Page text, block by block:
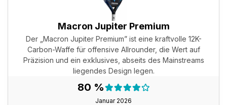
Macron Jupiter Premium
Der „Macron Jupiter Premium” ist eine kraftvolle 12K-
Carbon-Waffe für offensive Allrounder, die Wert auf
Präzision und ein exklusives, abseits des Mainstreams
liegendes Design legen.
80 %
Januar 2026
Testergebnis:
80 %